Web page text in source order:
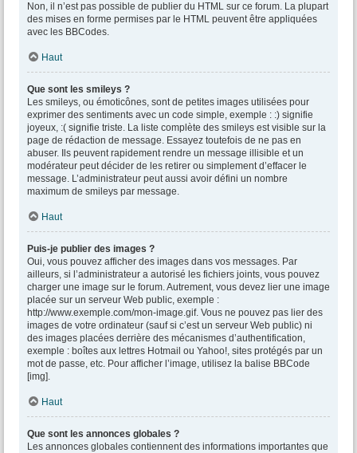
Non, il n’est pas possible de publier du HTML sur ce forum. La plupart
des mises en forme permises par le HTML peuvent être appliquées
avec les BBCodes.
Haut
Que sont les smileys ?
Les smileys, ou émoticônes, sont de petites images utilisées pour
exprimer des sentiments avec un code simple, exemple : :) signifie
joyeux, :( signifie triste. La liste complète des smileys est visible sur la
page de rédaction de message. Essayez toutefois de ne pas en
abuser. Ils peuvent rapidement rendre un message illisible et un
modérateur peut décider de les retirer ou simplement d’effacer le
message. L’administrateur peut aussi avoir défini un nombre
maximum de smileys par message.
Haut
Puis-je publier des images ?
Oui, vous pouvez afficher des images dans vos messages. Par
ailleurs, si l’administrateur a autorisé les fichiers joints, vous pouvez
charger une image sur le forum. Autrement, vous devez lier une image
placée sur un serveur Web public, exemple :
http://www.exemple.com/mon-image.gif. Vous ne pouvez pas lier des
images de votre ordinateur (sauf si c’est un serveur Web public) ni
des images placées derrière des mécanismes d’authentification,
exemple : boîtes aux lettres Hotmail ou Yahoo!, sites protégés par un
mot de passe, etc. Pour afficher l’image, utilisez la balise BBCode
[img].
Haut
Que sont les annonces globales ?
Les annonces globales contiennent des informations importantes que